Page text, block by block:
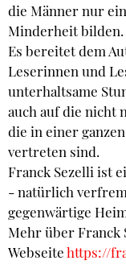
die Männer nur
Minderheit bilden.
Es bereitet dem
Leserinnen und
unterhaltsame
auch auf die nicht
die in einer
vertreten sind.
Franck Sezelli ist
- natürlich
gegenwärtige
Mehr über Franck
Webseitehttps://